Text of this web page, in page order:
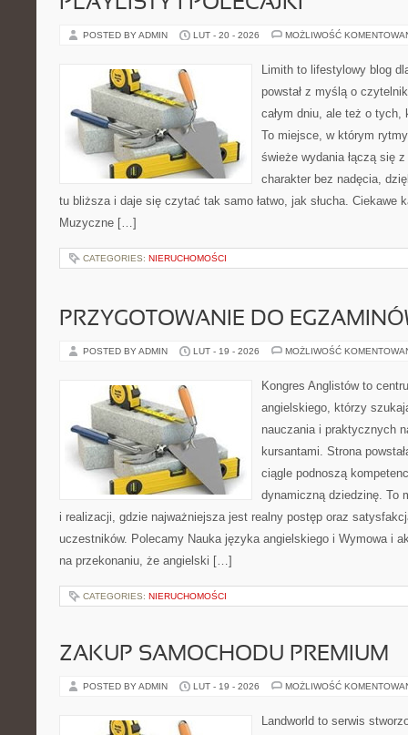
POSTED BY ADMIN LUT - 20 - 2026 MOŻLIWOŚĆ
Limith to lifestylowy blog
powstał z myślą o
całym dniu, ale też o
To miejsce, w którym
świeże wydania łączą się
charakter bez nadęcia,
tu bliższa i daje się czytać tak samo łatwo, jak słucha. Ciekawe
Muzyczne […]
CATEGORIES: NIERUCHOMOŚCI
PRZYGOTOWANIE DO
POSTED BY ADMIN LUT - 19 - 2026 MOŻLIWOŚĆ
Kongres Anglistów to
angielskiego, którzy
nauczania i praktycznych
kursantami. Strona
ciągle podnoszą
dynamiczną dziedzinę. To
i realizacji, gdzie najważniejsza jest realny postęp oraz
uczestników. Polecamy Nauka języka angielskiego i Wymowa i
na przekonaniu, że angielski […]
CATEGORIES: NIERUCHOMOŚCI
ZAKUP SAMOCHODU PREMIUM
POSTED BY ADMIN LUT - 19 - 2026 MOŻLIWOŚĆ
Landworld to serwis